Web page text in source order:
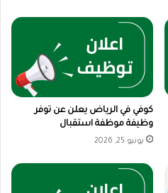
كوفي في الرياض يعلن عن توفر
وظيفة موظفة استقبال
يونيو 25, 2026